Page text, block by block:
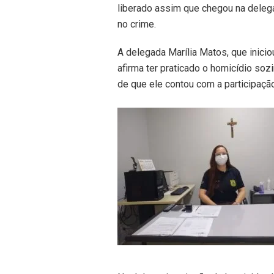
liberado assim que chegou na
no crime.
A delegada Marília Matos, que
afirma ter praticado o homicídio
de que ele contou com a